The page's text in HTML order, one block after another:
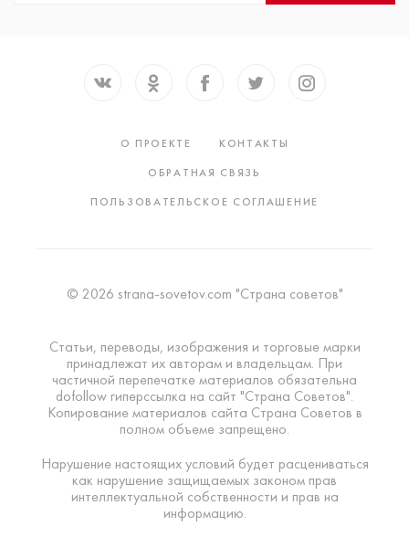
О ПРОЕКТЕ
КОНТАКТЫ
ОБРАТНАЯ СВЯЗЬ
ПОЛЬЗОВАТЕЛЬСКОЕ СОГЛАШЕНИЕ
© 2026 strana-sovetov.com "Страна советов"
Статьи, переводы, изображения и торговые марки
принадлежат их авторам и владельцам. При
частичной перепечатке материалов обязательна
dofollow гиперссылка на сайт "Страна Советов".
Копирование материалов сайта Страна Советов в
полном объеме запрещено.
Нарушение настоящих условий будет расцениваться
как нарушение защищаемых законом прав
интеллектуальной собственности и прав на
информацию.